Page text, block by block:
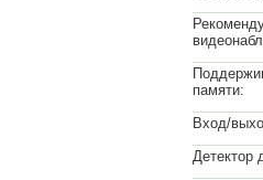
памяти:
Вход/
Детектор